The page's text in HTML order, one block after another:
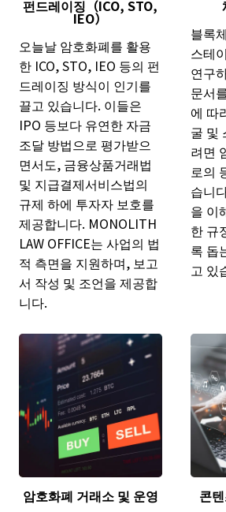
펀드레이징（ICO, STO,
IEO）
오늘날 암호화폐를 활용
한 ICO, STO, IEO 등의 펀
드레이징 방식이 인기를
끌고 있습니다. 이들은
IPO 등보다 유연한 자금
조달 방법으로 평가받으
면서도, 금융상품거래법
및 지급결제서비스법의
규제 하에 투자자 보호를
제공합니다. MONOLITH
LAW OFFICE는 사업의 법
적 측면을 지원하며, 보고
서 작성 및 조언을 제공합
니다.
블록
스테
연구
문서
에 따
굴 및
려면
로의
습니
을 이
한 규
록 돕
고 있
암호화폐 거래소 및 운영
콘